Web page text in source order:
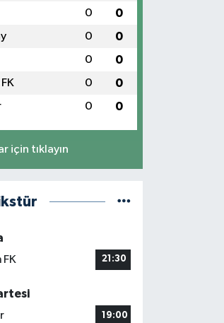
0 0
0 0
0 0
0 0
0 0
için tıklayın
FK
21:30
19:00